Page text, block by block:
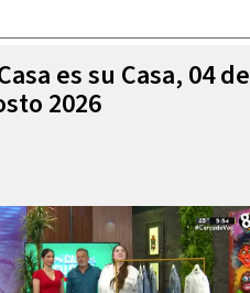
es su Casa, 04 de
2026